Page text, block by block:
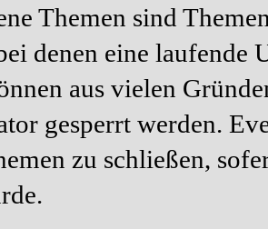
Themen sind
denen eine laufende
aus vielen
gesperrt werden.
zu schließen,